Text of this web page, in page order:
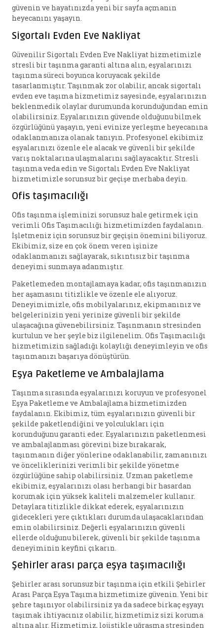
güvenin ve hayatınızda yeni bir sayfa açmanın
heyecanını yaşayın.
Sigortalı Evden Eve Nakliyat
Güvenilir Sigortalı Evden Eve Nakliyat hizmetimizle
stresli bir taşınma garanti altına alın, eşyalarınızı
taşınma süreci boyunca koruyacak şekilde
tasarlanmıştır. Taşınmak zor olabilir, ancak sigortalı
evden eve taşıma hizmetimiz sayesinde, eşyalarınızın
beklenmedik olaylar durumunda korunduğundan emin
olabilirsiniz. Eşyalarınızın güvende olduğunu bilmek
özgürlüğünü yaşayın, yeni evinize yerleşme heyecanına
odaklanmanıza olanak tanıyın. Profesyonel ekibimiz
eşyalarınızı özenle ele alacak ve güvenli bir şekilde
varış noktalarına ulaşmalarını sağlayacaktır. Stresli
taşınma veda edin ve Sigortalı Evden Eve Nakliyat
hizmetimizle sorunsuz bir geçişe merhaba deyin.
Ofis taşımacılığı
Ofis taşınma işleminizi sorunsuz hale getirmek için
verimli Ofis Taşımacılığı hizmetimizden faydalanın.
İşletmeniz için sorunsuz bir geçişin önemini biliyoruz.
Ekibimiz, size en çok önem veren işinize
odaklanmanızı sağlayarak, sıkıntısız bir taşınma
deneyimi sunmaya adanmıştır.
Paketlemeden montajlamaya kadar, ofis taşınmanızın
her aşamasını titizlikle ve özenle ele alıyoruz.
Deneyimimizle, ofis mobilyalarınız, ekipmanınız ve
belgelerinizin yeni yerinize güvenli bir şekilde
ulaşacağına güvenebilirsiniz. Taşınmanın stresinden
kurtulun ve her şeyle biz ilgilenelim. Ofis Taşımacılığı
hizmetimizin sağladığı kolaylığı deneyimleyin ve ofis
taşınmanızı başarıya dönüştürün.
Eşya Paketleme ve Ambalajlama
Taşınma sırasında eşyalarınızı koruyun ve profesyonel
Eşya Paketleme ve Ambalajlama hizmetimizden
faydalanın. Ekibimiz, tüm eşyalarınızın güvenli bir
şekilde paketlendiğini ve yolculukları için
korunduğunu garanti eder. Eşyalarınızın paketlenmesi
ve ambalajlanması görevini bize bırakarak,
taşınmanın diğer yönlerine odaklanabilir, zamanınızı
ve önceliklerinizi verimli bir şekilde yönetme
özgürlüğüne sahip olabilirsiniz. Uzman paketleme
ekibimiz, eşyalarınızı olası herhangi bir hasardan
korumak için yüksek kaliteli malzemeler kullanır.
Detaylara titizlikle dikkat ederek, eşyalarınızın
gidecekleri yere çıktıkları durumda ulaşacaklarından
emin olabilirsiniz. Değerli eşyalarınızın güvenli
ellerde olduğunu bilerek, güvenli bir şekilde taşınma
deneyiminin keyfini çıkarın.
Şehirler arası parça eşya taşımacılığı
Şehirler arası sorunsuz bir taşınma için etkili Şehirler
Arası Parça Eşya Taşıma hizmetimize güvenin. Yeni bir
şehre taşınıyor olabilirsiniz ya da sadece birkaç eşyayı
taşımak ihtiyacınız olabilir, hizmetimiz sizi koruma
altına alır. Hizmetimiz, lojistikle uğraşma stresinden